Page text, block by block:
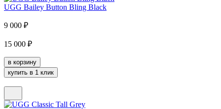
UGG Bailey Button Bling Black
9 000 ₽
15 000 ₽
в корзину
купить в 1 клик